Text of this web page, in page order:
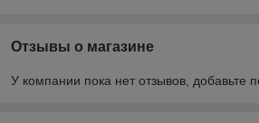
Отзывы о магазине
У компании пока нет отзывов, добавьте